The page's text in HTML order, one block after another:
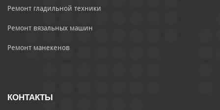
Ремонт гладильной техники
Ремонт вязальных машин
Ремонт манекенов
КОНТАКТЫ